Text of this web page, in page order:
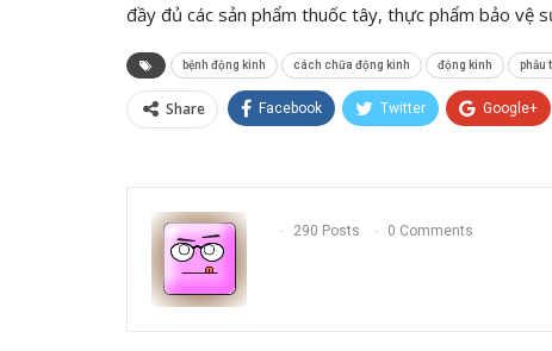
đầy đủ các sản phẩm thuốc tây, thực phẩm bảo vệ
bệnh động kinh cách chữa động kinh động kinh phẫu
Share Facebook Twitter Google+
290 Posts 0 Comments